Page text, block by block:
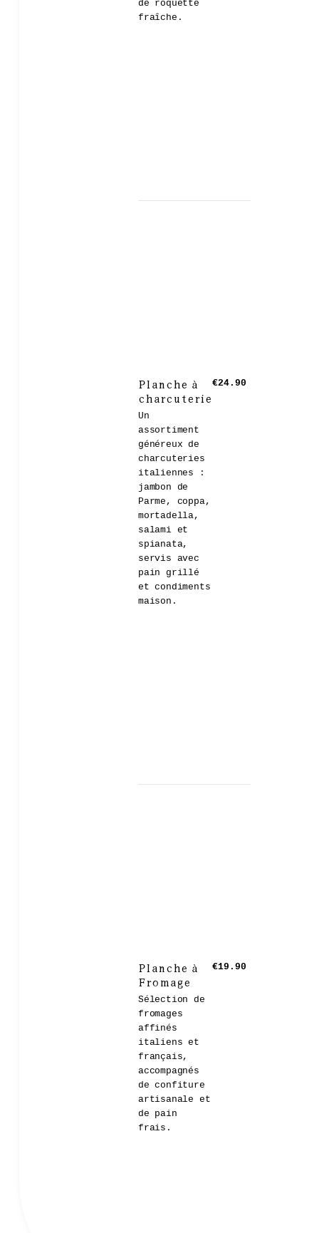
de roquette
fraîche.
Planche à
charcuterie
Un
assortiment
généreux de
charcuteries
italiennes :
jambon de
Parme, coppa,
mortadella,
salami et
spianata,
servis avec
pain grillé
et condiments
maison.
€24.90
Planche à
Fromage
Sélection de
fromages
affinés
italiens et
français,
accompagnés
de confiture
artisanale et
de pain
frais.
€19.90